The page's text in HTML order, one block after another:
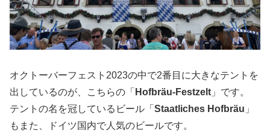
オクトーバーフェスト2023の中で2番目に大きなテントを
出しているのが、こちらの「 Hofbräu-Festzelt 」です。
テントの名を冠しているビール「 Staatliches Hofbräu 」
もまた、ドイツ国内で人気のビールです。